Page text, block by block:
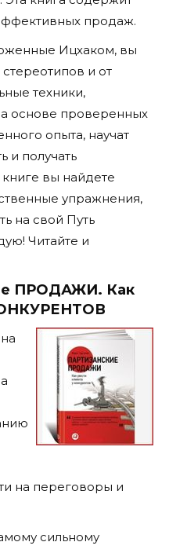
продаж.
Ицхаком, вы
и от
техники,
основе проверенных
опыта, научат
и получать
вы найдете
упражнения,
на свой Путь
Читайте и
ПРОДАЖИ. Как
на переговоры и
сильному